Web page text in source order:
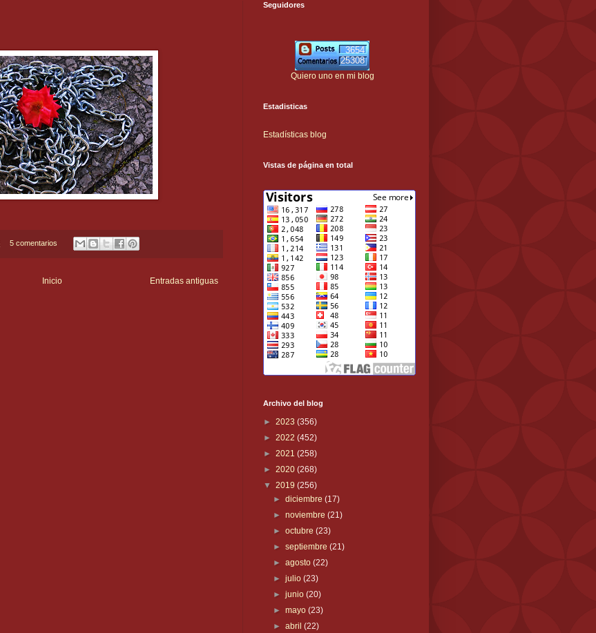
5 comentarios
Entradas antiguas
Inicio
Seguidores
3654
25308
Quiero uno en mi blog
Estadisticas
Estadísticas blog
Vistas de página en total
Archivo del blog
► 2023 (356)
► 2022 (452)
► 2021 (258)
► 2020 (268)
▼ 2019 (256)
►diciembre(17)
►noviembre(21)
►octubre(23)
►septiembre(21)
►agosto(22)
►julio(23)
►junio(20)
►mayo(23)
►abril(22)